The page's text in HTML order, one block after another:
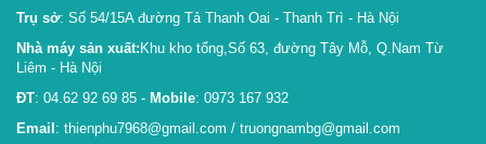
Trụ sở: Số 54/15A đường Tả Thanh Oai - Thanh Trì - Hà Nội
Nhà máy sản xuất: Khu kho tổng,Số 63, đường Tây Mỗ, Q.Nam Từ
Liêm - Hà Nội
ĐT: 04.62 92 69 85 - Mobile: 0973 167 932
Email : thienphu7968@gmail.com / truongnambg@gmail.com